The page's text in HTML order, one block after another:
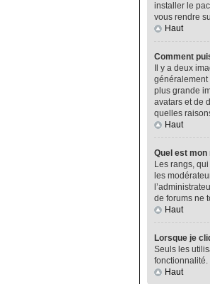
installer le
vous rendre
Haut
Comment
Il y a deux
généralement
plus grande
avatars et de
quelles
Haut
Quel est
Les rangs,
les
de forums ne
Haut
Lorsque je
Seuls les
fonctionnalité.
Haut